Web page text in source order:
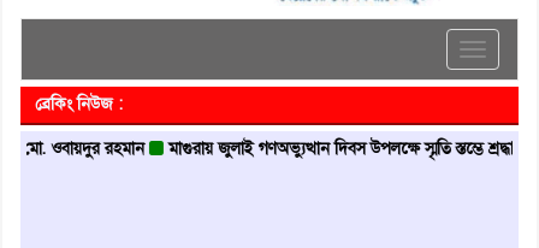
Toggle
ব্রেকিং নিউজ :
ওবায়দুর রহমান মাগুরায় জুলাই গণঅভ্যুত্থান দিবস উপলক্ষে স্মৃতি স্তম্ভে শ্রদ্ধা নিবেদন